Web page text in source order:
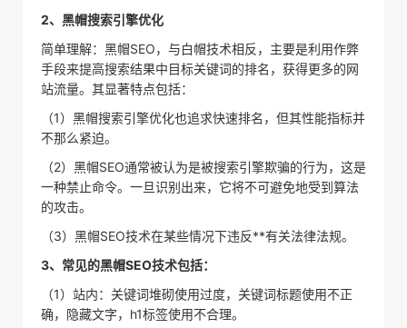
2、黑帽搜索引擎优化
简单理解：黑帽SEO，与白帽技术相反，主要是利用作弊
手段来提高搜索结果中目标关键词的排名，获得更多的网
站流量。其显著特点包括：
（1）黑帽搜索引擎优化也追求快速排名，但其性能指标并
不那么紧迫。
（2）黑帽SEO通常被认为是被搜索引擎欺骗的行为，这是
一种禁止命令。一旦识别出来，它将不可避免地受到算法
的攻击。
（3）黑帽SEO技术在某些情况下违反**有关法律法规。
3、常见的黑帽SEO技术包括：
（1）站内：关键词堆砌使用过度，关键词标题使用不正
确，隐藏文字，h1标签使用不合理。